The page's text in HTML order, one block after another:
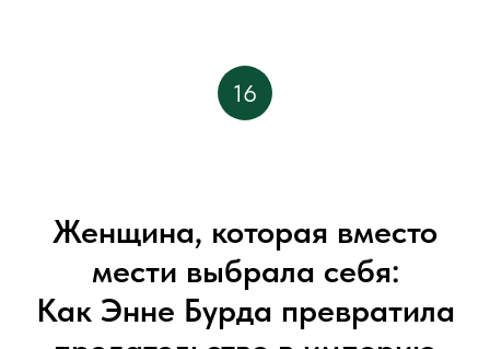
16
Женщина, которая вместо
мести выбрала себя:
Как Энне Бурда превратила